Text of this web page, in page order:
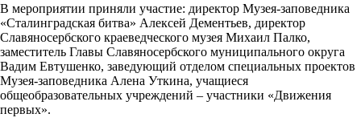
В мероприятии приняли участие: директор Музея-заповедника
«Сталинградская битва» Алексей Дементьев, директор
Славяносербского краеведческого музея Михаил Палко,
заместитель Главы Славяносербского муниципального округа
Вадим Евтушенко, заведующий отделом специальных проектов
Музея-заповедника Алена Уткина, учащиеся
общеобразовательных учреждений – участники «Движения
первых».